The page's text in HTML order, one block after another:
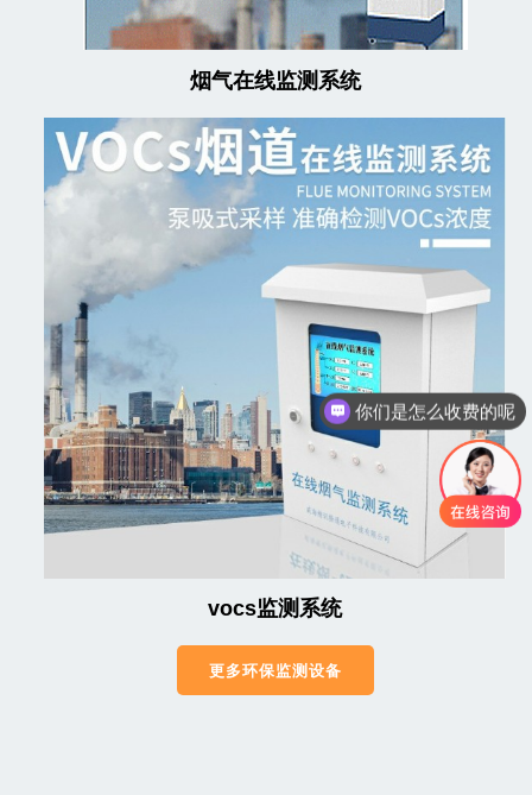
烟气在线监测系统
vocs监测系统
更多环保监测设备
你们是怎么收费的呢